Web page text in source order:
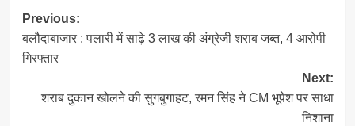
Post
navigation
Previous:
बलौदाबाजार : पलारी में साढ़े 3 लाख की अंग्रेजी शराब जब्त, 4 आरोपी
गिरफ्तार
Next:
शराब दुकान खोलने की सुगबुगाहट, रमन सिंह ने CM भूपेश पर साधा
निशाना